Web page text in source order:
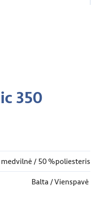
350
/ 50 %poliesteris
Balta / Vienspavė